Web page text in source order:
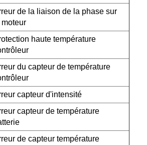
de la liaison de la phase sur
moteur
haute température
du capteur de température
capteur d'intensité
capteur de température
de capteur température